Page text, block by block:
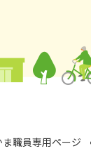
職員専⽤ページ